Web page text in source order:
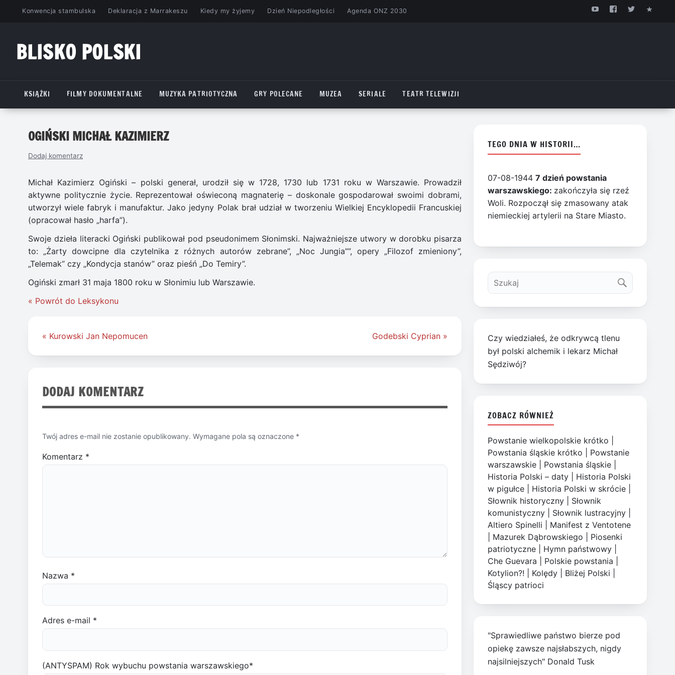
PrzejdźKonwencja stambulska Deklaracja z Marrakeszu Kiedy my żyjemy Dzień Niepodległości Agenda ONZ 2030
BLISKO POLSKI
KSIĄŻKI
FILMY DOKUMENTALNE MUZYKA PATRIOTYCZNA GRY POLECANE MUZEA SERIALE TEATR TELEWIZJI
OGIŃSKI MICHAŁ KAZIMIERZ
Dodaj komentarz
Michał Kazimierz Ogiński – polski generał, urodził się w 1728, 1730 lub 1731 roku w Warszawie. Prowadził
aktywne politycznie życie. Reprezentował oświeconą magnaterię – doskonale gospodarował swoimi dobrami,
utworzył wiele fabryk i manufaktur. Jako jedyny Polak brał udział w tworzeniu Wielkiej Encyklopedii Francuskiej
(opracował hasło „harfa”).
Swoje dzieła literacki Ogiński publikował pod pseudonimem Słonimski. Najważniejsze utwory w dorobku pisarza
to: „Żarty dowcipne dla czytelnika z różnych autorów zebrane”, „Noc Jungia””, opery „Filozof zmieniony”,
„Telemak” czy „Kondycja stanów” oraz pieśń „Do Temiry”.
Ogiński zmarł 31 maja 1800 roku w Słonimiu lub Warszawie.
« Powrót do Leksykonu
Nawigacja
« Kurowski Jan Nepomucen Godebski Cyprian »
DODAJ KOMENTARZ
Twój adres e-mail nie zostanie opublikowany. Wymagane pola są oznaczone *
Komentarz *
Nazwa *
Adres e-mail *
(ANTYSPAM) Rok wybuchu powstania warszawskiego*
TEGO DNIA W HISTORII…
07-08-19447 dzień powstania
warszawskiego: zakończyła się rzeź
Woli. Rozpoczął się zmasowany atak
niemieckiej artylerii na Stare Miasto.
Czy wiedziałeś, że odkrywcą tlenu
był polski alchemik i lekarz Michał
Sędziwój?
ZOBACZ RÓWNIEŻ
Powstanie wielkopolskie krótko
Powstania śląskie krótko
Powstanie
warszawskie
Powstania śląskie
Historia Polski – daty
Historia Polski
w pigułce
Historia Polski w skrócie
Słownik historyczny
Słownik
komunistyczny
Słownik lustracyjny
Altiero Spinelli
Manifest z Ventotene
Mazurek Dąbrowskiego
Piosenki
patriotyczne
Hymn państwowy
Che Guevara
Polskie powstania
Kotylion?!
Kolędy Bliżej Polski
Śląscy patrioci
"Sprawiedliwe państwo bierze pod
opiekę zawsze najsłabszych, nigdy
najsilniejszych" Donald Tusk